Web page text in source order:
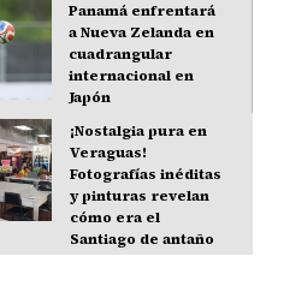
Panamá enfrentará
a Nueva Zelanda en
cuadrangular
internacional en
Japón
¡Nostalgia pura en
Veraguas!
Fotografías inéditas
y pinturas revelan
cómo era el
Santiago de antaño